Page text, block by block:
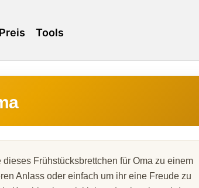
Preis Tools
dieses Frühstücksbrettchen für Oma zu einem
Anlass oder einfach um ihr eine Freude zu